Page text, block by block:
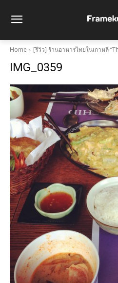
Home [รีวิว] ร้านอาหารไทยในเกาหลี
IMG_0359